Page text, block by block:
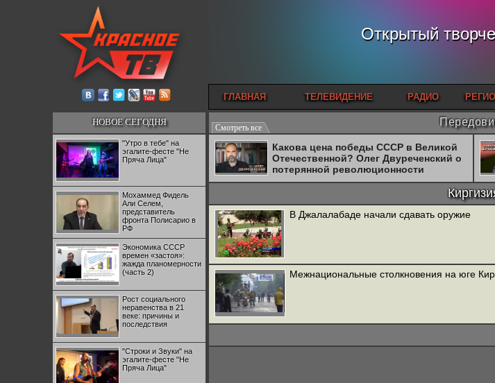
Открытый
ГЛАВНАЯ ТЕЛЕВИДЕНИЕ РАДИО
НОВОЕ СЕГОДНЯ
"Утро в тебе" на
эгалите-фесте "Не
Пряча Лица"
Мохаммед Фидель
Али Селем,
представитель
фронта Полисарио в
РФ
Экономика СССР
времен «застоя»:
жажда планомерности
(часть 2)
Рост социального
неравенства в 21
веке: причины и
последствия
"Строки и Звуки" на
эгалите-фесте "Не
Пряча Лица"
Смотреть все
Какова цена победы СССР в Великой
Отечественной? Олег Двуреченский о
потерянной революционности
В Джалалабаде начали сдавать оружие
Межнациональные столкновения на юге